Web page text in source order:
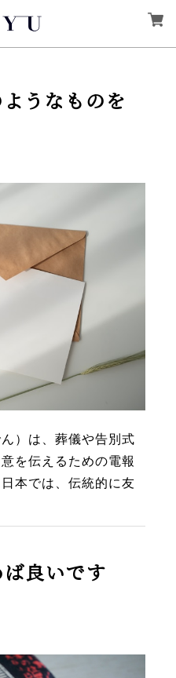
うなものを
）は、葬儀や告別式
を伝えるための電報
本では、伝統的に友
、故人の死を悼み、
良いです